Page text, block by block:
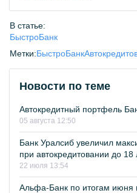
В статье:
БыстроБанк
Метки:БыстроБанк
Новости по теме
Автокредитный портфель
05 августа 12:50
Банк Уралсиб увеличил
при автокредитовании до 18
22 июля 13:54
Альфа-Банк по итогам июня